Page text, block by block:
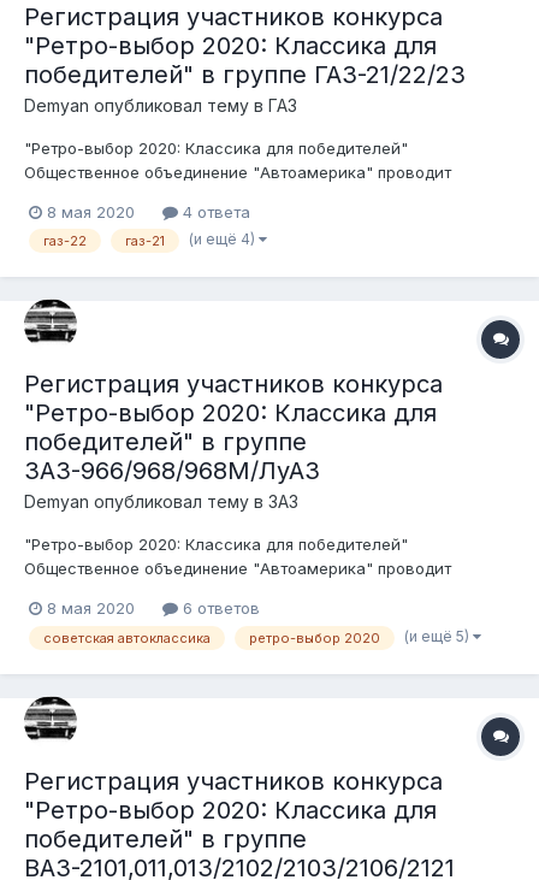
Регистрация участников конкурса
"Ретро-выбор 2020: Классика для
победителей" в группе ГАЗ-21/22/23
Demyan опубликовал тему в ГАЗ
"Ретро-выбор 2020: Классика для победителей"
Общественное объединение "Автоамерика" проводит
советского автопрома. Беспристрастными судьями будут
сами участники форума. Условия конкурса: 1. Транспортное
8 мая 2020 4 ответа
газ-22 газ-21 (и ещё 4)
Регистрация участников конкурса
"Ретро-выбор 2020: Классика для
победителей" в группе
ЗАЗ-966/968/968М/ЛуАЗ
Demyan опубликовал тему в ЗАЗ
"Ретро-выбор 2020: Классика для победителей"
Общественное объединение "Автоамерика" проводит
советского автопрома. Беспристрастными судьями будут
сами участники форума. Условия конкурса: 1. Транспортное
8 мая 2020 6 ответов
советская автоклассика ретро-выбор 2020 (и ещё 5)
Регистрация участников конкурса
"Ретро-выбор 2020: Классика для
победителей" в группе
ВАЗ-2101,011,013/2102/2103/2106/2121